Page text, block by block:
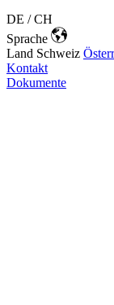
DE / CH
Sprache
Land Schweiz
Kontakt
Dokumente